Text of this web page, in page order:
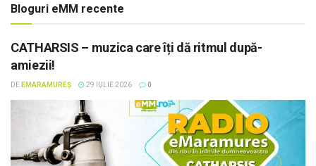
Bloguri eMM recente
CATHARSIS – muzica care îți dă ritmul după-
amiezii!
DE EMARAMUREȘ 29 IULIE 2026 0